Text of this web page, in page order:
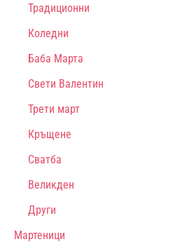
Традиционни
Коледни
Баба Марта
Свети Валентин
Трети март
Кръщене
Сватба
Великден
Други
Мартеници